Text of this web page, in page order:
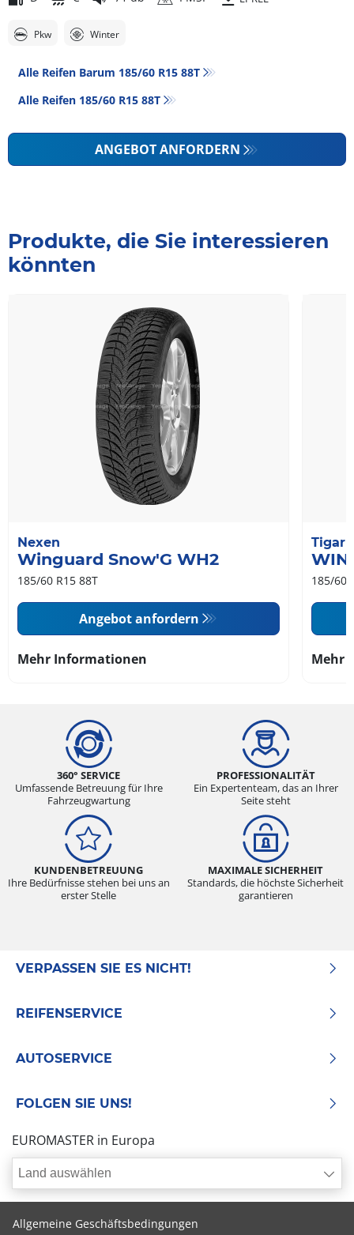
Pkw Winter
Alle Reifen Barum 185/60 R15 88T
Alle Reifen‎ 185/60 R15 88T
ANGEBOT ANFORDERN
Produkte, die Sie interessieren
könnten
Nexen
Winguard Snow'G WH2
185/60 R15 88T
Angebot anfordern
Mehr Informationen
Tigar
185/60
Mehr
360° SERVICE
Umfassende Betreuung für Ihre
Fahrzeugwartung
PROFESSIONALITÄT
Ein Expertenteam, das an Ihrer
Seite steht
KUNDENBETREUUNG
Ihre Bedürfnisse stehen bei uns an
erster Stelle
MAXIMALE SICHERHEIT
Standards, die höchste Sicherheit
garantieren
VERPASSEN SIE ES NICHT!
REIFENSERVICE
AUTOSERVICE
FOLGEN SIE UNS!
EUROMASTER in Europa
Land auswählen
Allgemeine Geschäftsbedingungen